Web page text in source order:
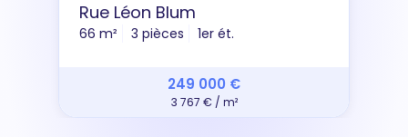
Rue Léon Blum
66 m² 3 pièces 1er ét.
249 000 €
3 767 € / m²